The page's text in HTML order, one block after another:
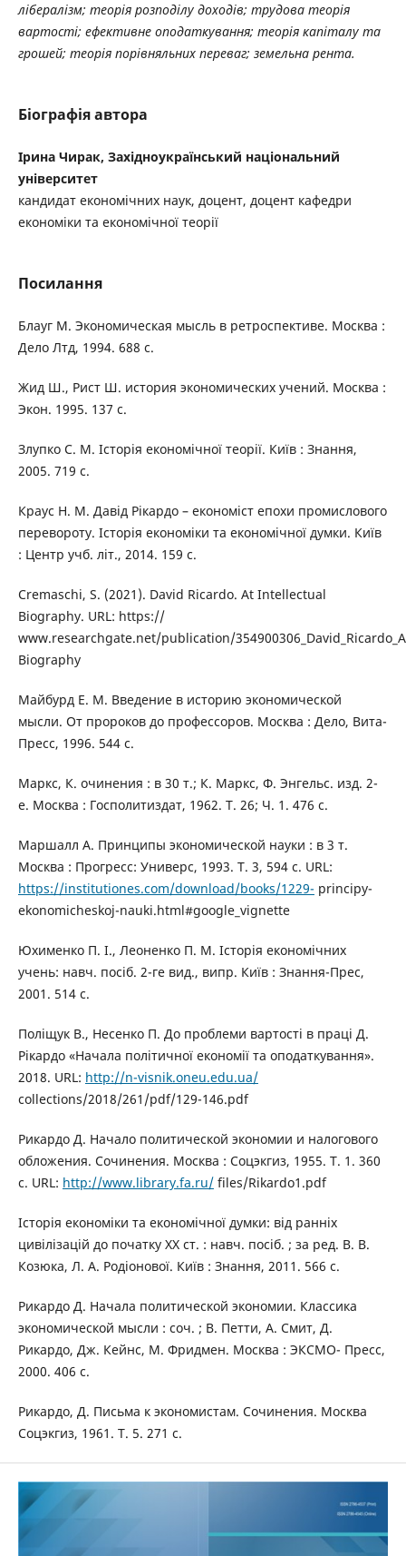
лібералізм; теорія розподілу доходів; трудова теорія
вартості; ефективне оподаткування; теорія капіталу та
грошей; теорія порівняльних переваг; земельна рента.
Біографія автора
Ірина Чирак, Західноукраїнський національний
університет
кандидат економічних наук, доцент, доцент кафедри
економіки та економічної теорії
Посилання
Блауг М. Экономическая мысль в ретроспективе. Москва :
Дело Лтд, 1994. 688 с.
Жид Ш., Рист Ш. история экономических учений. Москва :
Экон. 1995. 137 с.
Злупко С. М. Історія економічної теорії. Київ : Знання,
2005. 719 с.
Краус Н. М. Давід Рікардо – економіст епохи промислового
перевороту. Історія економіки та економічної думки. Київ
: Центр учб. літ., 2014. 159 с.
Cremaschi, S. (2021). David Ricardo. At Intellectual
Biography. URL: https://
www.researchgate.net/publication/
Biography
Майбурд Е. М. Введение в историю экономической
мысли. От пророков до профессоров. Москва : Дело, Вита-
Пресс, 1996. 544 с.
Маркс, К. очинения : в 30 т.; К. Маркс, Ф. Энгельс. изд. 2-
е. Москва : Госполитиздат, 1962. Т. 26; Ч. 1. 476 с.
Маршалл А. Принципы экономической науки : в 3 т.
Москва : Прогресс: Универс, 1993. Т. 3, 594 с. URL:
https://institutiones.com/download/books/1229- principy-
ekonomicheskoj-nauki.html#google_vignette
Юхименко П. І., Леоненко П. М. Історія економічних
учень: навч. посіб. 2-ге вид., випр. Київ : Знання-Прес,
2001. 514 с.
Поліщук В., Несенко П. До проблеми вартості в праці Д.
Рікардо «Начала політичної економії та оподаткування».
2018. URL: http://n-visnik.oneu.edu.ua/
collections/2018/261/pdf/129-146.pdf
Рикардо Д. Начало политической экономии и налогового
обложения. Сочинения. Москва : Соцэкгиз, 1955. Т. 1. 360
с. URL: http://www.library.fa.ru/files/Rikardo1.pdf
Історія економіки та економічної думки: від ранніх
цивілізацій до початку ХХ ст. : навч. посіб. ; за ред. В. В.
Козюка, Л. А. Родіонової. Київ : Знання, 2011. 566 с.
Рикардо Д. Начала политической экономии. Классика
экономической мысли : соч. ; В. Петти, А. Смит, Д.
Рикардо, Дж. Кейнс, М. Фридмен. Москва : ЭКСМО- Пресс,
2000. 406 с.
Рикардо, Д. Письма к экономистам. Сочинения. Москва
Соцэкгиз, 1961. Т. 5. 271 с.